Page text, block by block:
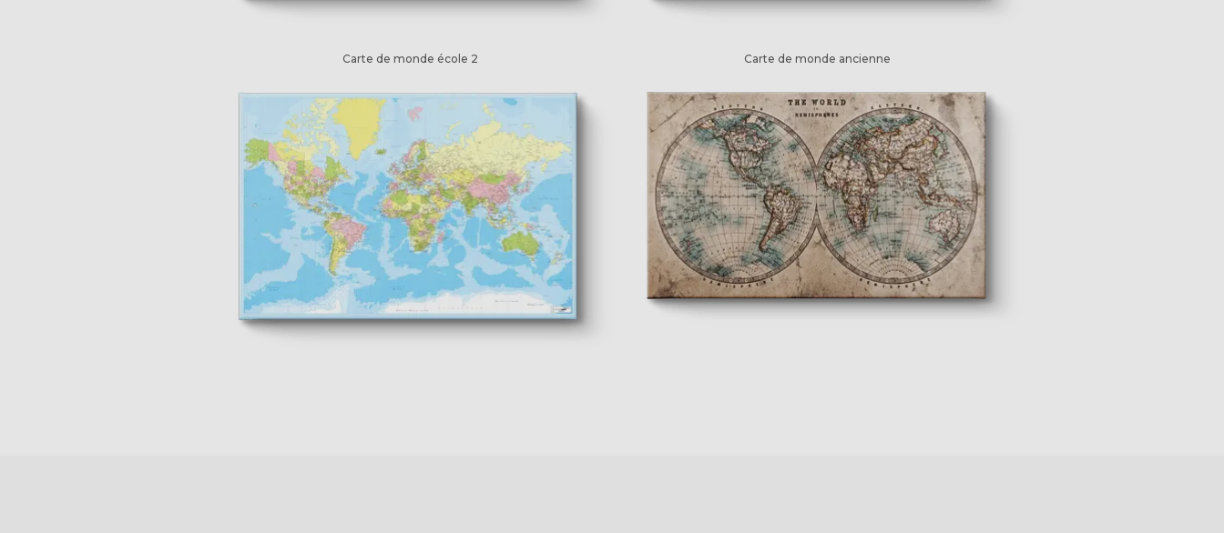
Carte de monde école 2 Carte de monde ancienne